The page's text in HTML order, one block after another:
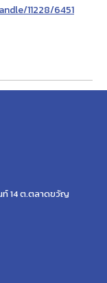
11228/6451
ท์ 14 ต.ตลาดขวัญ